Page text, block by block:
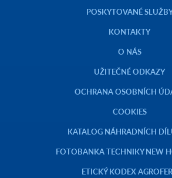
POSKYTOVANÉ
KONTAKTY
O NÁS
UŽITEČNÉ ODKAZY
OCHRANA OSOBNÍCH
COOKIES
KATALOG NÁHRADNÍCH
FOTOBANKA TECHNIKY NEW
ETICKÝ KODEX